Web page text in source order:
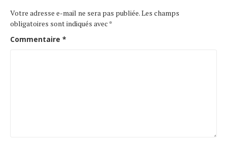
Votre adresse e-mail ne sera pas publiée.Les champs
obligatoires sont indiqués avec *
Commentaire *